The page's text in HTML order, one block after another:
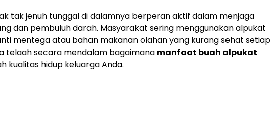
tak jenuh tunggal di dalamnya berperan aktif dalam menjaga
dan pembuluh darah. Masyarakat sering menggunakan alpukat
mentega atau bahan makanan olahan yang kurang sehat setiap
telaah secara mendalam bagaimana manfaat buah alpukat
kualitas hidup keluarga Anda.